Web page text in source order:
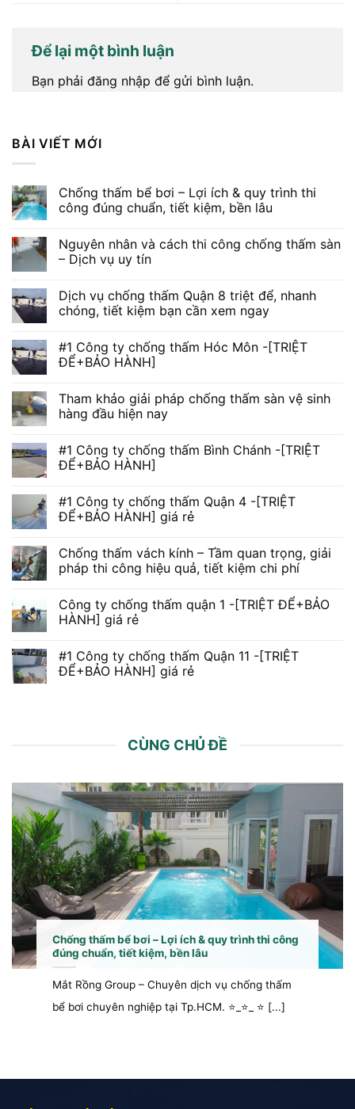
Để lại một bình luận
Bạn phải đăng nhập để gửi bình luận.
BÀI VIẾT MỚI
Chống thấm bể bơi – Lợi ích & quy trình thi
công đúng chuẩn, tiết kiệm, bền lâu
Nguyên nhân và cách thi công chống thấm sàn
– Dịch vụ uy tín
Dịch vụ chống thấm Quận 8 triệt để, nhanh
chóng, tiết kiệm bạn cần xem ngay
#1 Công ty chống thấm Hóc Môn -[TRIỆT
ĐỂ+BẢO HÀNH]
Tham khảo giải pháp chống thấm sàn vệ sinh
hàng đầu hiện nay
#1 Công ty chống thấm Bình Chánh -[TRIỆT
ĐỂ+BẢO HÀNH]
#1 Công ty chống thấm Quận 4 -[TRIỆT
ĐỂ+BẢO HÀNH] giá rẻ
Chống thấm vách kính – Tầm quan trọng, giải
pháp thi công hiệu quả, tiết kiệm chi phí
Công ty chống thấm quận 1 -[TRIỆT ĐỂ+BẢO
HÀNH] giá rẻ
#1 Công ty chống thấm Quận 11 -[TRIỆT
ĐỂ+BẢO HÀNH] giá rẻ
CÙNG CHỦ ĐỀ
Chống thấm bể bơi – Lợi ích & quy trình thi công
đúng chuẩn, tiết kiệm, bền lâu
Mắt Rồng Group – Chuyên dịch vụ chống thấm
bể bơi chuyên nghiệp tại Tp.HCM. ⭐_⭐_ ⭐ [...]